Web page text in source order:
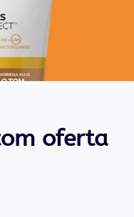
oferta